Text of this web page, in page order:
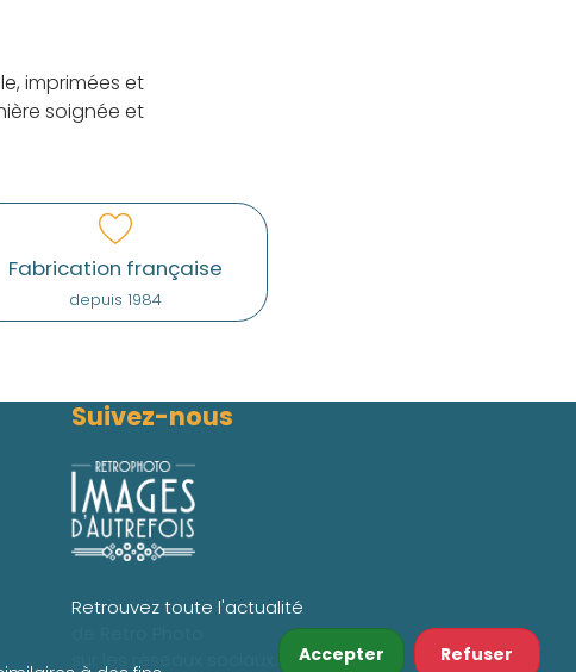
Accepter Refuser
imprimées et
soignée et
Fabrication française
depuis 1984
Suivez-nous
Retrouvez toute l'actualité